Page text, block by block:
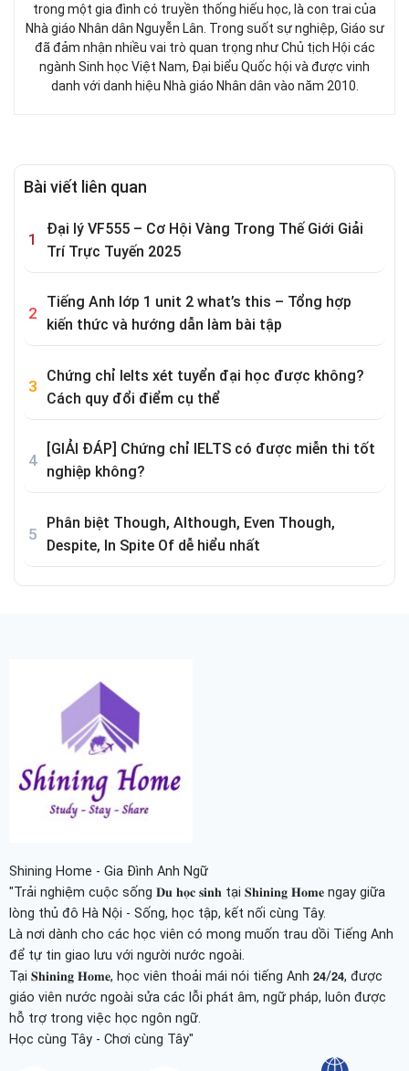
trong một gia đình có truyền thống hiếu học, là con trai của
Nhà giáo Nhân dân Nguyễn Lân. Trong suốt sự nghiệp, Giáo sư
đã đảm nhận nhiều vai trò quan trọng như Chủ tịch Hội các
ngành Sinh học Việt Nam, Đại biểu Quốc hội và được vinh
danh với danh hiệu Nhà giáo Nhân dân vào năm 2010.
Bài viết liên quan
Đại lý VF555 – Cơ Hội Vàng Trong Thế Giới Giải
Trí Trực Tuyến 2025
Tiếng Anh lớp 1 unit 2 what’s this – Tổng hợp
kiến thức và hướng dẫn làm bài tập
Chứng chỉ Ielts xét tuyển đại học được không?
Cách quy đổi điểm cụ thể
[GIẢI ĐÁP] Chứng chỉ IELTS có được miễn thi tốt
nghiệp không?
Phân biệt Though, Although, Even Though,
Despite, In Spite Of dễ hiểu nhất
Shining Home - Gia Đình Anh Ngữ
"Trải nghiệm cuộc sống 𝐃𝐮 𝐡𝐨̣𝐜 𝐬𝐢𝐧𝐡 tại 𝐒𝐡𝐢𝐧𝐢𝐧𝐠 𝐇𝐨𝐦𝐞 ngay giữa
lòng thủ đô Hà Nội - Sống, học tập, kết nối cùng Tây.
Là nơi dành cho các học viên có mong muốn trau dồi Tiếng Anh
để tự tin giao lưu với người nước ngoài.
Tại 𝐒𝐡𝐢𝐧𝐢𝐧𝐠 𝐇𝐨𝐦𝐞, học viên thoải mái nói tiếng Anh 𝟮𝟰/𝟮𝟰, được
giáo viên nước ngoài sửa các lỗi phát âm, ngữ pháp, luôn được
hỗ trợ trong việc học ngôn ngữ.
Học cùng Tây - Chơi cùng Tây"